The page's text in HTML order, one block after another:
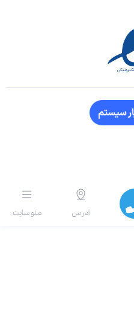
منو سایت